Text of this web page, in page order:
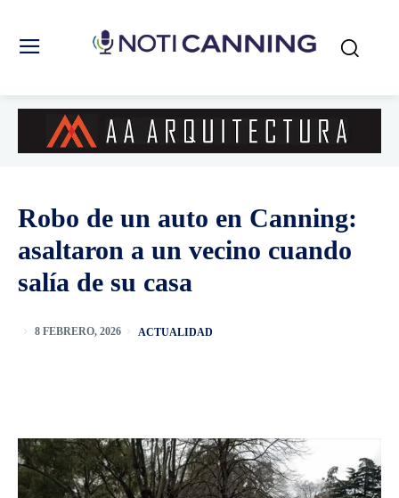
Robo de un auto en Canning:
asaltaron a un vecino cuando
salía de su casa
8 FEBRERO, 2026 ACTUALIDAD